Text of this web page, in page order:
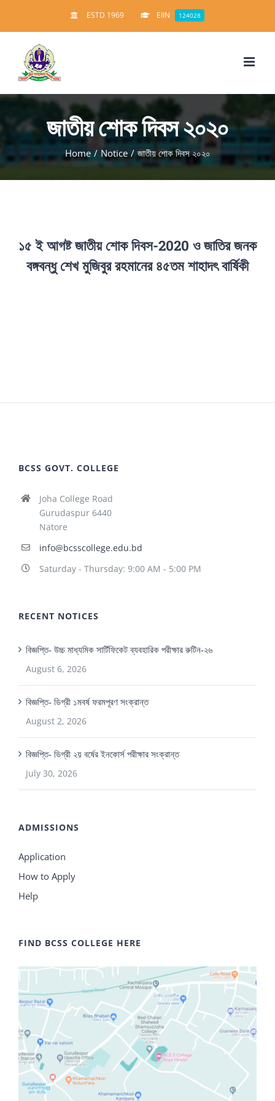
to
content
ESTD 1969 EIIN 124028
জাতীয় শোক দিবস ২০২০
Home / Notice / জাতীয় শোক দিবস ২০২০
১৫ ই আগষ্ট জাতীয় শোক দিবস-2020 ও জাতির জনক
বঙ্গবন্ধু শেখ মুজিবুর রহমানের ৪৫তম শাহাদৎ বার্ষিকী
BCSS GOVT. COLLEGE
Joha College Road
Gurudaspur 6440
Natore
info@bcsscollege.edu.bd
Saturday - Thursday: 9:00 AM - 5:00 PM
RECENT NOTICES
বিজ্ঞপ্তি- উচ্চ মাধ্যমিক সার্টিফিকেট ব্যবহারিক পরীক্ষার রুটিন-২৬
August 6, 2026
বিজ্ঞপ্তি- ডিগ্রী ১মবর্ষ ফরমপূরণ সংক্রান্ত
August 2, 2026
বিজ্ঞপ্তি- ডিগ্রী ২য় বর্ষের ইনকোর্স পরীক্ষার সংক্রান্ত
July 30, 2026
ADMISSIONS
Application
How to Apply
Help
FIND BCSS COLLEGE HERE